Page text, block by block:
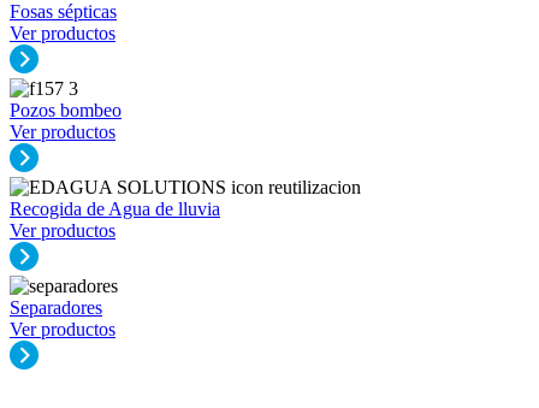
Fosas sépticas
Ver productos
Pozos bombeo
Ver productos
Recogida de Agua de lluvia
Ver productos
Separadores
Ver productos